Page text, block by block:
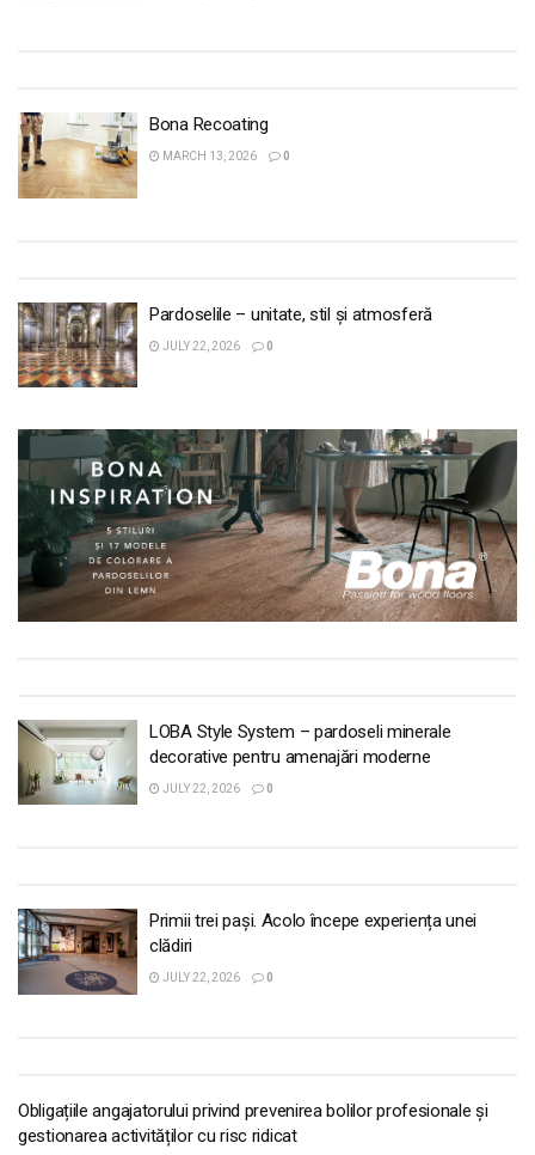
Bona Recoating
MARCH 13, 2026 0
Pardoselile – unitate, stil și atmosferă
JULY 22, 2026 0
LOBA Style System – pardoseli minerale
decorative pentru amenajări moderne
JULY 22, 2026 0
Primii trei pași. Acolo începe experiența unei
clădiri
JULY 22, 2026 0
Obligațiile angajatorului privind prevenirea bolilor profesionale și
gestionarea activităților cu risc ridicat